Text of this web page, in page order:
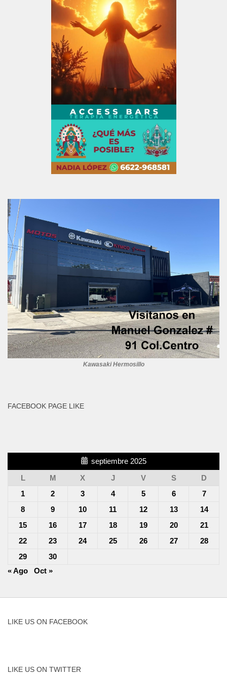
Kawasaki Hermosillo
FACEBOOK PAGE LIKE
septiembre 2025
L
M X J V S
D
1
2 3 4 5 6
7
8
9 10 11 12 13
14
15
16 17 18 19 20
21
22
23 24 25 26 27
28
29
30
« Ago
Oct »
LIKE US ON FACEBOOK
LIKE US ON TWITTER